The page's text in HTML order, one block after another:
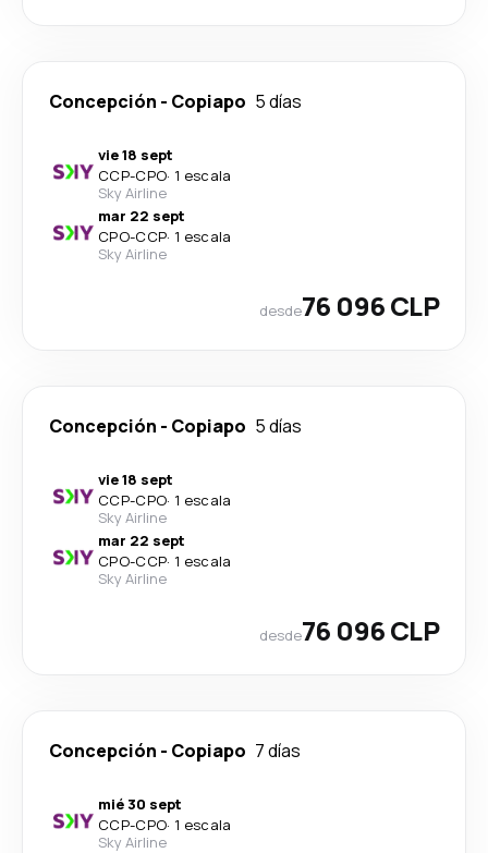
Concepción - Copiapo 5 días
vie 18 sept
CCP-CPO· 1 escala
Sky Airline
mar 22 sept
CPO-CCP· 1 escala
Sky Airline
desde76 096 CLP
Concepción - Copiapo 5 días
vie 18 sept
CCP-CPO· 1 escala
Sky Airline
mar 22 sept
CPO-CCP· 1 escala
Sky Airline
desde76 096 CLP
Concepción - Copiapo 7 días
mié 30 sept
CCP-CPO· 1 escala
Sky Airline